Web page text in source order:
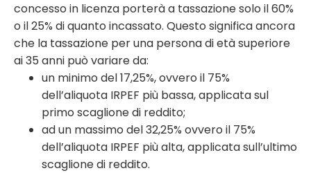
concesso in licenza porterà a tassazione solo il 60%
o il 25% di quanto incassato. Questo significa ancora
che la tassazione per una persona di età superiore
ai 35 anni può variare da:
un minimo del 17,25%, ovvero il 75%
dell’aliquota IRPEF più bassa, applicata sul
primo scaglione di reddito;
ad un massimo del 32,25% ovvero il 75%
dell’aliquota IRPEF più alta, applicata sull’ultimo
scaglione di reddito.